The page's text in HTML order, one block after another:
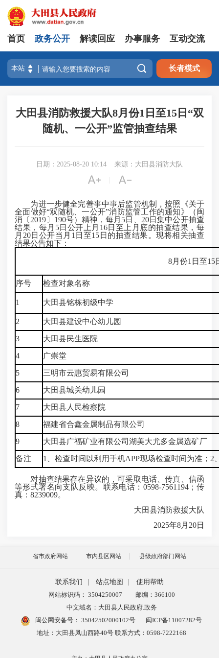
首页 政务公开 解读回应 办事服务 互动交流
 长者模式
大田县消防救援大队8月份1日至15日“双
随机、一公开”监管抽查结果
日期：2025-08-20 10:14 来源：大田县消防大队
 
为进一步健全完善事中事后监管机制，按照《关于
全面做好“双随机、一公开”消防监管工作的通知》（闽
消〔2019〕190号）精神，每月5日、20日集中公开抽查
结果，每月5日公开上月16日至上月底的抽查结果，每
月20日公开当月1日至15日的抽查结果。现将相关抽查
结果公告如下：
8月份1日至15
序号 检查对象名称
1 大田县铭栋初级中学
2 大田县建设中心幼儿园
3 大田县民生医院
4 广崇堂
5 三明市云惠贸易有限公司
6 大田县城关幼儿园
7 大田县人民检察院
8 福建省合鑫金属制品有限公司
9 大田县广福矿业有限公司湖美大尤多金属选矿厂
备注 1、检查时间以利用手机APP现场检查时间为准；
对抽查结果存在异议的，可采取电话、传真、信函
等形式署名向支队反映。联系电话：0598-7561194；传
真：8239009。
大田县消防救援大队
2025年8月20日
省市政府网站 市内县区网站 县级政府部门网站
联系我们 站点地图
使用帮助
网站标识码： 3504250007
邮编：366100
中文域名：大田县人民政府.政务
闽公网安备号： 35042502000102号
闽ICP备11007282号
地址：大田县凤山西路40号 联系方式：0598-7222168